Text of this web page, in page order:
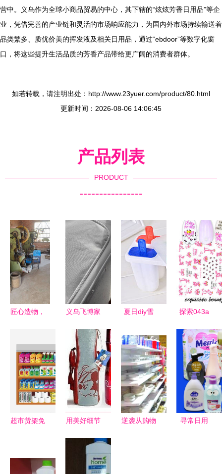
营中。义乌作为全球小商品贸易的中心，其下辖的“炫炫芳香日用品”等企
业，凭借完善的产业链和灵活的市场响应能力，为国内外市场持续输送着
品类繁多、质优价美的挥发液及相关日用品，通过“ebdoor”等数字化窗
口，将这些提升生活品质的芳香产品带给更广阔的消费者群体。
如若转载，请注明出处：http://www.23yuer.com/product/80.html
更新时间：2026-08-06 14:06:45
产品列表
PRODUCT
----------------
匠心造物，
溢彩家居用
品厂侧记
义乌飞博家
品”到“品质
生活”的贴
心倡导者
夏日diy雪
具 自制冰
棍冰模冰格
雪条模制冰
盒 厂家直
供 汇盛佳
日用品
探索043a
技变革与生
活美学
超市货架免
架与PNG利
用美好细节
日用品的选
逆袭从购物
寻常日用